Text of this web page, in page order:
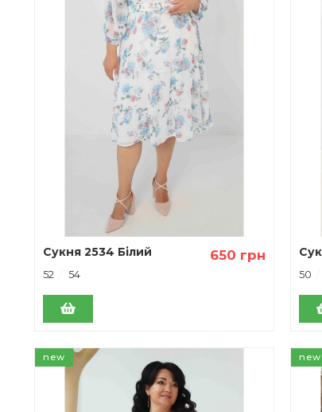
650 грн
Сукня 2534 Білий
52 54 50
new new